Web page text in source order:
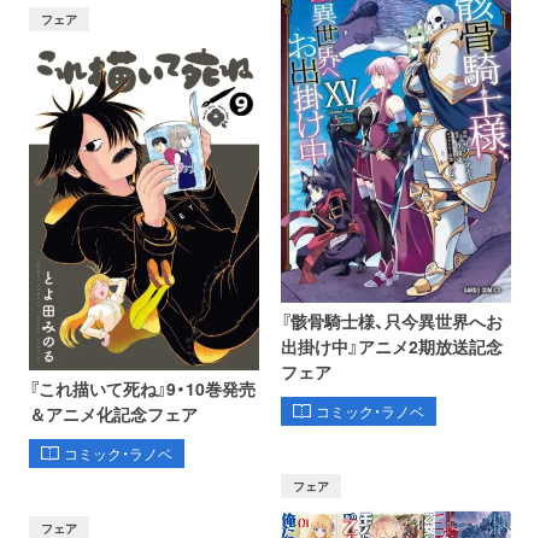
フェア
『これ描いて死ね』9・10巻発売
＆アニメ化記念フェア
コミック・ラノベ
『骸骨騎士様、只今異世界へお
出掛け中』アニメ2期放送記念
フェア
コミック・ラノベ
フェア
フェア